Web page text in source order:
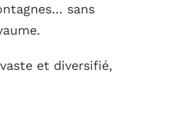
sans
et diversifié,